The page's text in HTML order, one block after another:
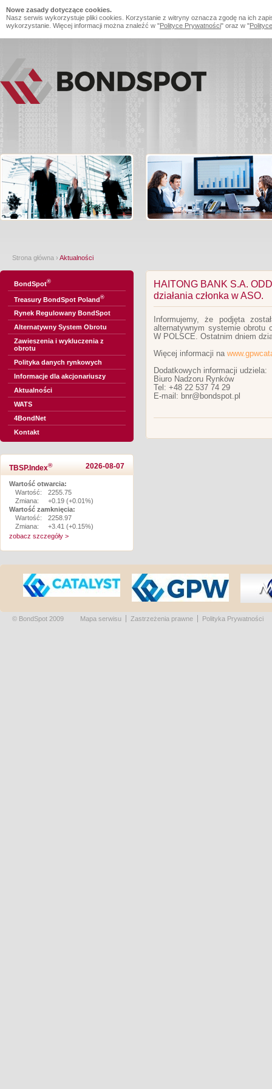
Nowe zasady dotyczące cookies.
Nasz serwis wykorzystuje pliki cookies. Korzystanie z witryny oznacza zgodę na ich
wykorzystanie. Więcej informacji można znaleźć w "Polityce Prywatności" oraz w "
Strona główna › Aktualności
BondSpot®
Treasury BondSpot Poland®
Rynek Regulowany BondSpot
Alternatywny System Obrotu
Zawieszenia i wykluczenia z
obrotu
Polityka danych rynkowych
Informacje dla akcjonariuszy
Aktualności
WATS
4BondNet
Kontakt
TBSP.Index® 2026-08-07
Wartość otwarcia:
Wartość:
2255.75
Zmiana:
+0.19 (+0.01%)
Wartość zamknięcia:
Wartość:
2258.97
Zmiana:
+3.41 (+0.15%)
zobacz szczegóły >
HAITONG BANK S.A.
działania członka w ASO.
Informujemy, że podjęta
alternatywnym systemie obrotu
W POLSCE. Ostatnim dniem
Więcej informacji na
Dodatkowych informacji udziela:
Biuro Nadzoru Rynków
Tel: +48 22 537 74 29
E-mail: bnr@bondspot.pl
© BondSpot 2009 Mapa serwisu Zastrzeżenia prawne Polityka Prywatności